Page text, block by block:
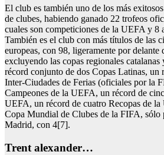
El club es también uno de los más
de clubes, habiendo ganado 22 trofeos
cuales son competiciones de la UEFA y 8
También es el club con más títulos de las
europeas, con 98, ligeramente por
excluyendo las copas regionales
récord conjunto de dos Copas Latinas, un
Inter-Ciudades de Ferias (oficiales por la
Campeones de la UEFA, un récord de
UEFA, un récord de cuatro Recopas de
Copa Mundial de Clubes de la FIFA, sólo
Madrid, con 4[7].
Trent alexander…